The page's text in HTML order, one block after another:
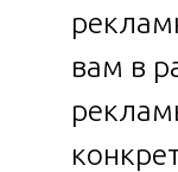
вам в